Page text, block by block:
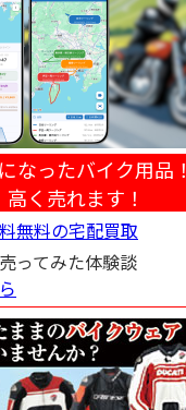
なったバイク用品！
高く売れます！
無料の宅配買取
ってみた体験談